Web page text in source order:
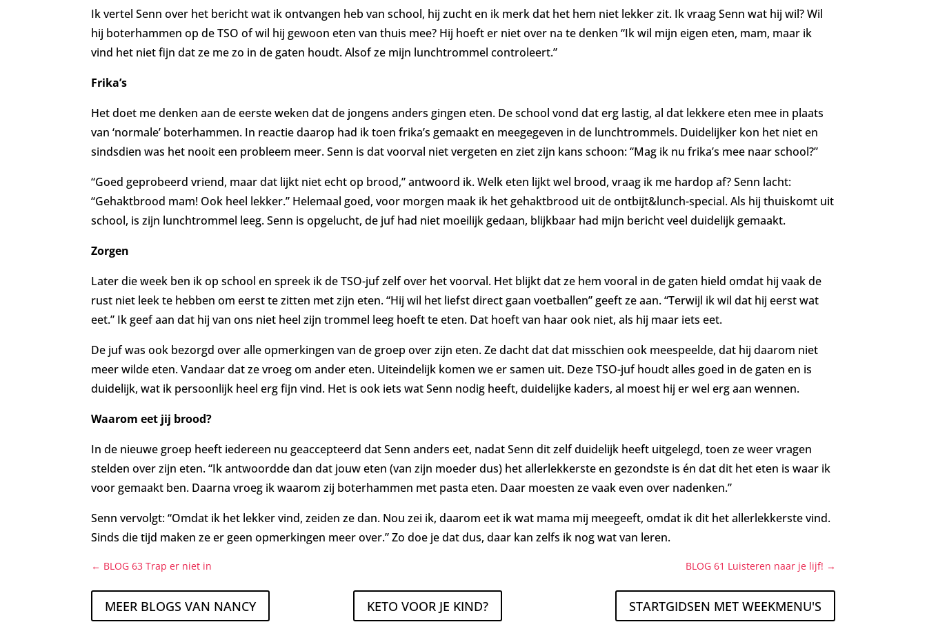
Ik vertel Senn over het bericht wat ik ontvangen heb van school, hij zucht en ik merk dat het hem niet lekker zit. Ik vraag Senn wat hij wil? Wil
hij boterhammen op de TSO of wil hij gewoon eten van thuis mee? Hij hoeft er niet over na te denken “Ik wil mijn eigen eten, mam, maar ik
vind het niet fijn dat ze me zo in de gaten houdt. Alsof ze mijn lunchtrommel controleert.”
Frika’s
Het doet me denken aan de eerste weken dat de jongens anders gingen eten. De school vond dat erg lastig, al dat lekkere eten mee in plaats
van ‘normale’ boterhammen. In reactie daarop had ik toen frika’s gemaakt en meegegeven in de lunchtrommels. Duidelijker kon het niet en
sindsdien was het nooit een probleem meer. Senn is dat voorval niet vergeten en ziet zijn kans schoon: “Mag ik nu frika’s mee naar school?”
“Goed geprobeerd vriend, maar dat lijkt niet echt op brood,” antwoord ik. Welk eten lijkt wel brood, vraag ik me hardop af? Senn lacht:
“Gehaktbrood mam! Ook heel lekker.” Helemaal goed, voor morgen maak ik het gehaktbrood uit de ontbijt&lunch-special. Als hij thuiskomt uit
school, is zijn lunchtrommel leeg. Senn is opgelucht, de juf had niet moeilijk gedaan, blijkbaar had mijn bericht veel duidelijk gemaakt.
Zorgen
Later die week ben ik op school en spreek ik de TSO-juf zelf over het voorval. Het blijkt dat ze hem vooral in de gaten hield omdat hij vaak de
rust niet leek te hebben om eerst te zitten met zijn eten. “Hij wil het liefst direct gaan voetballen” geeft ze aan. “Terwijl ik wil dat hij eerst wat
eet.” Ik geef aan dat hij van ons niet heel zijn trommel leeg hoeft te eten. Dat hoeft van haar ook niet, als hij maar iets eet.
De juf was ook bezorgd over alle opmerkingen van de groep over zijn eten. Ze dacht dat dat misschien ook meespeelde, dat hij daarom niet
meer wilde eten. Vandaar dat ze vroeg om ander eten. Uiteindelijk komen we er samen uit. Deze TSO-juf houdt alles goed in de gaten en is
duidelijk, wat ik persoonlijk heel erg fijn vind. Het is ook iets wat Senn nodig heeft, duidelijke kaders, al moest hij er wel erg aan wennen.
Waarom eet jij brood?
In de nieuwe groep heeft iedereen nu geaccepteerd dat Senn anders eet, nadat Senn dit zelf duidelijk heeft uitgelegd, toen ze weer vragen
stelden over zijn eten.“Ik antwoordde dan dat jouw eten (van zijn moeder dus) het allerlekkerste en gezondste is én dat dit het eten is waar ik
voor gemaakt ben. Daarna vroeg ik waarom zij boterhammen met pasta eten. Daar moesten ze vaak even over nadenken.”
Senn vervolgt: “Omdat ik het lekker vind, zeiden ze dan. Nou zei ik, daarom eet ik wat mama mij meegeeft, omdat ik dit het allerlekkerste vind.
Sinds die tijd maken ze er geen opmerkingen meer over.” Zo doe je dat dus, daar kan zelfs ik nog wat van leren.
← BLOG 63 Trap er niet in BLOG 61 Luisteren naar je lijf! →
MEER BLOGS VAN NANCY KETO VOOR JE KIND? STARTGIDSEN MET WEEKMENU'S